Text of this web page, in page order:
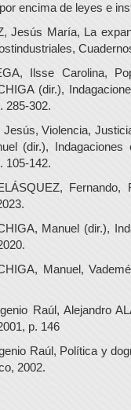
encima de leyes e
Jesús María, La
Ilsse Carolina,
(dir.),
285-302.
Violencia,
(dir.),
105-142.
Manuel (dir.),
Manuel,
Raúl, Alejandro
p. 146
Raúl, Política y
2002.